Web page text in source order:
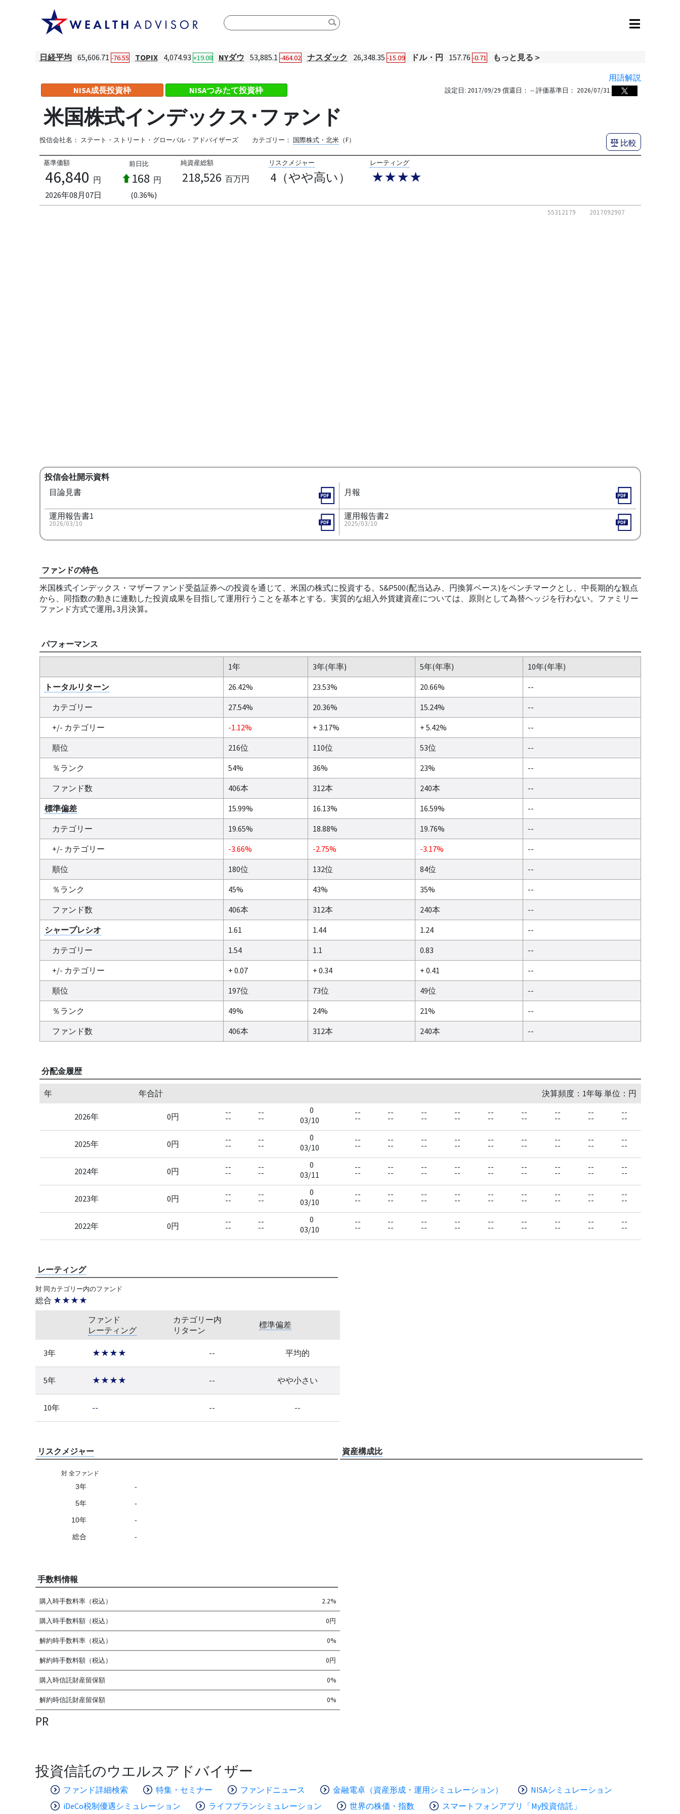
日経平均 65,606.71 -76.55 TOPIX 4,074.93 +19.08 NYダウ 53,885.1 -464.02 ナスダック 26,348.35 -15.09 ドル・円 157.76 -0.71
もっと見る＞
用語解説
NISA成長投資枠
NISAつみたて投資枠 設定日: 2017/09/29 償還日： -- 評価基準日： 2026/07/31
米国株式インデックス･ファンド
投信会社名： ステート・ストリート・グローバル・アドバイザーズ カテゴリー： 国際株式・北米（F） 比較
基準価額
46,840 円
2026年08月07日
前日比
168 円
(0.36%)
純資産総額
218,526 百万円
リスクメジャー
4（やや高い）
レーティング
★★★★
55312179 2017092907
投信会社開示資料
目論見書
月報
運用報告書1
2026/03/10
運用報告書2
2025/03/10
ファンドの特色
米国株式インデックス・マザーファンド受益証券への投資を通じて、米国の株式に投資する。S&P500(配当込み、円換算ベース)をベンチマークとし、中長期的な観点
から、同指数の動きに連動した投資成果を目指して運用行うことを基本とする。実質的な組入外貨建資産については、原則として為替ヘッジを行わない。ファミリー
ファンド方式で運用｡3月決算｡
パフォーマンス
1年 3年(年率) 5年(年率)
10年(年率)
トータルリターン
26.42% 23.53% 20.66%
--
カテゴリー
27.54% 20.36% 15.24%
--
+/- カテゴリー
-1.12% + 3.17% + 5.42%
--
順位
216位 110位 53位
--
％ランク
54% 36% 23%
--
ファンド数
406本 312本 240本
--
標準偏差
15.99% 16.13% 16.59%
--
カテゴリー
19.65% 18.88% 19.76%
--
+/- カテゴリー
-3.66% -2.75% -3.17%
--
順位
180位 132位 84位
--
％ランク
45% 43% 35%
--
ファンド数
406本 312本 240本
--
シャープレシオ
1.61 1.44 1.24
--
カテゴリー
1.54 1.1 0.83
--
+/- カテゴリー
+ 0.07 + 0.34 + 0.41
--
順位
197位 73位 49位
--
％ランク
49% 24% 21%
--
ファンド数
406本 312本 240本 --
分配金履歴
年 年合計 決算頻度：1年毎 単位：円
2026年 0円 --
--
--
--
0
03/10
--
--
--
--
--
--
--
--
--
--
--
--
--
--
--
--
--
--
2025年 0円 --
--
--
--
0
03/10
--
--
--
--
--
--
--
--
--
--
--
--
--
--
--
--
--
--
2024年 0円 --
--
--
--
0
03/11
--
--
--
--
--
--
--
--
--
--
--
--
--
--
--
--
--
--
2023年 0円 --
--
--
--
0
03/10
--
--
--
--
--
--
--
--
--
--
--
--
--
--
--
--
--
--
2022年 0円 --
--
--
--
0
03/10
--
--
--
--
--
--
--
--
--
--
--
--
--
--
--
--
--
--
レーティング
対 同カテゴリー内のファンド
総合 ★★★★
ファンド
レーティング
カテゴリー内
リターン
標準偏差
3年 ★★★★ -- 平均的
5年 ★★★★ -- やや小さい
10年 -- -- --
リスクメジャー
対 全ファンド
3年 -
5年 -
10年 -
総合 -
資産構成比
手数料情報
購入時手数料率（税込） 2.2%
購入時手数料額（税込） 0円
解約時手数料率（税込） 0%
解約時手数料額（税込） 0円
購入時信託財産留保額 0%
解約時信託財産留保額 0%
PR
投資信託のウエルスアドバイザー
ファンド詳細検索 特集・セミナー ファンドニュース 金融電卓（資産形成・運用シミュレーション）
NISAシミュレーション
iDeCo税制優遇シミュレーション
ライフプランシミュレーション 世界の株価・指数 スマートフォンアプリ「My投資信託」